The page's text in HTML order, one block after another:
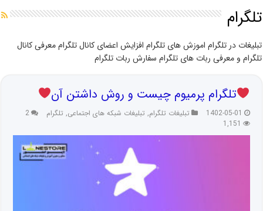
تلگرام
تبلیغات در تلگرام اموزش های تلگرام افزایش اعضای کانال تلگرام معرفی کانال
تلگرام و معرفی ربات های تلگرام سفارش ربات تلگرام
تلگرام پرمیوم چیست و روش داشتن آن
1402-05-01 تبلیغات تلگرام, تبلیغات شبکه های اجتماعی, تلگرام
2
1,151